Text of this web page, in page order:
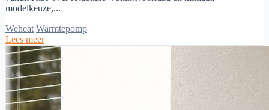
modelkeuze,...
Weheat Warmtepomp
Lees meer